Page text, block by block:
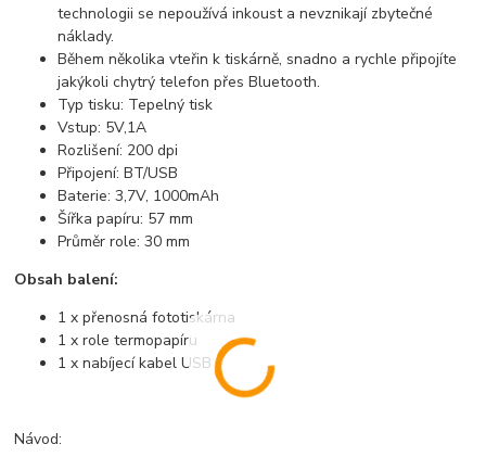
technologii se nepoužívá inkoust a nevznikají zbytečné
náklady.
Během několika vteřin k tiskárně, snadno a rychle připojíte
jakýkoli chytrý telefon přes Bluetooth.
Typ tisku: Tepelný tisk
Vstup: 5V,1A
Rozlišení: 200 dpi
Připojení: BT/USB
Baterie: 3,7V, 1000mAh
Šířka papíru: 57 mm
Průměr role: 30 mm
Obsah balení:
1 x přenosná fototiskárna
1 x role termopapíru
1 x nabíjecí kabel USB
Návod: